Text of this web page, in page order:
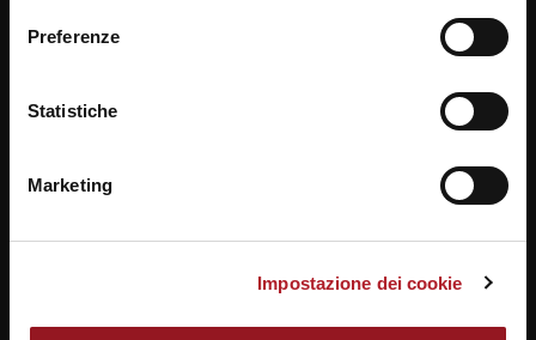
Cookie
Policy.
Preferenze
Statistiche
Marketing
Impostazione dei cookie